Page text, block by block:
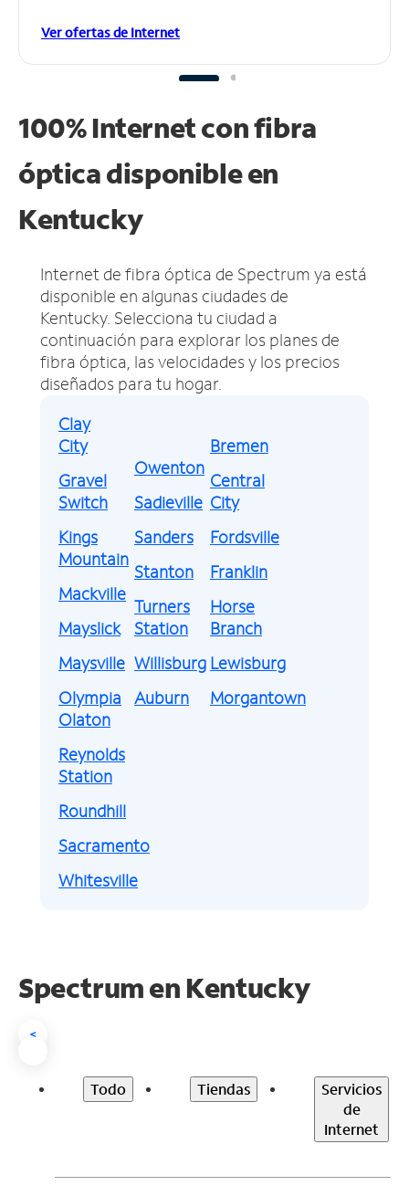
Ver ofertas de Internet
100% Internet con fibra
óptica disponible en
Kentucky
Internet de fibra óptica de Spectrum ya está
disponible en algunas ciudades de
Kentucky. Selecciona tu ciudad a
continuación para explorar los planes de
fibra óptica, las velocidades y los precios
diseñados para tu hogar.
Clay
City
Gravel
Switch
Kings
Mountain
Mackville
Mayslick
Maysville
Olympia
Owenton
Sadieville
Sanders
Stanton
Turners
Station
Willisburg
Auburn
Bremen
Central
City
Fordsville
Franklin
Horse
Branch
Lewisburg
Morgantown
Olaton
Reynolds
Station
Roundhill
Sacramento
Whitesville
Spectrum en Kentucky
<
Todo Tiendas
Servicios
de
Internet